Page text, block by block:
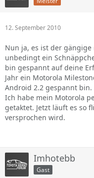
12. September 2010
Nun ja, es ist der gängige
unbedingt ein
bin gespannt auf deine
Jahr ein Motorola
Android 2.2 gespannt bin.
Ich habe mein Motorola
getaktet. Jetzt läuft es so
versprochen wird.
Imhotebb
Gast